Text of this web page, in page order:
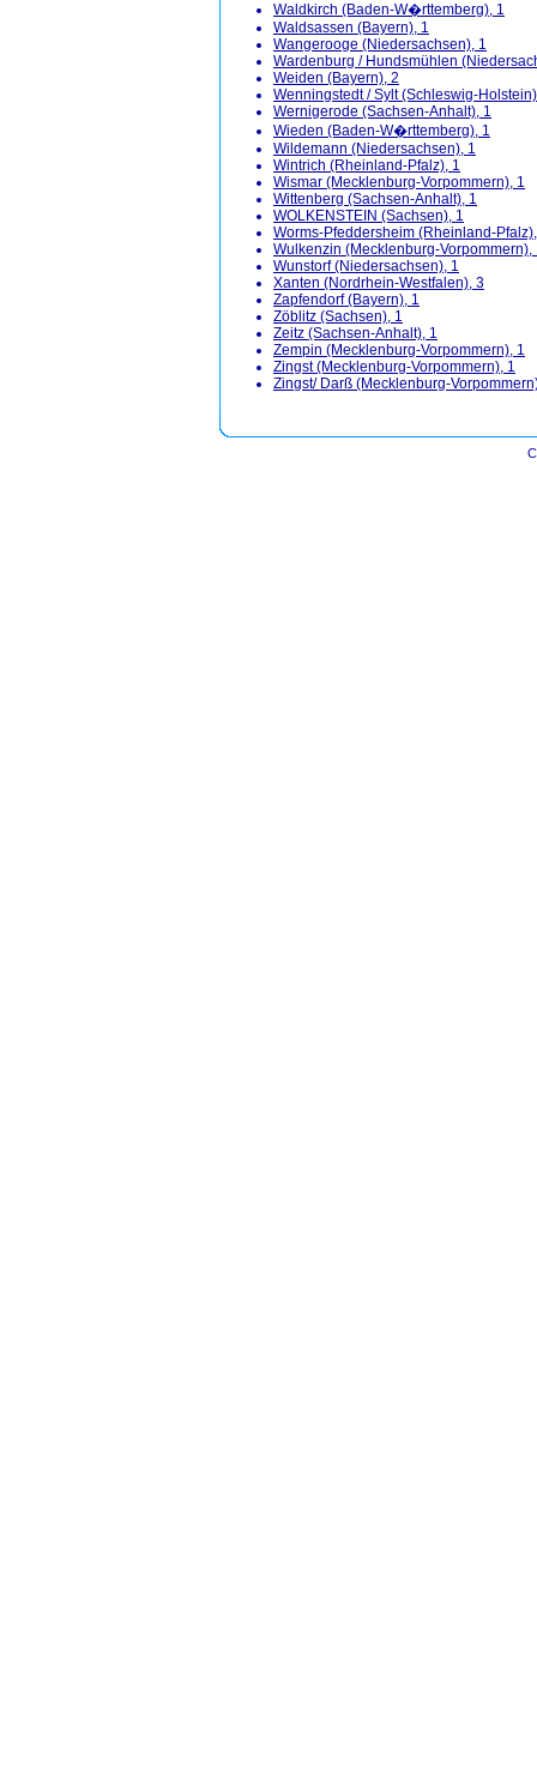
Waldkirch (Baden-W�rttemberg), 1
Waldsassen (Bayern), 1
Wangerooge (Niedersachsen), 1
Wardenburg / Hundsmühlen
Weiden (Bayern), 2
Wenningstedt / Sylt (Schleswig-
Wernigerode (Sachsen-Anhalt), 1
Wieden (Baden-W�rttemberg), 1
Wildemann (Niedersachsen), 1
Wintrich (Rheinland-Pfalz), 1
Wismar (Mecklenburg-Vorpommern), 1
Wittenberg (Sachsen-Anhalt), 1
WOLKENSTEIN (Sachsen), 1
Worms-Pfeddersheim (Rheinland-
Wulkenzin (Mecklenburg-Vorpommern),
Wunstorf (Niedersachsen), 1
Xanten (Nordrhein-Westfalen), 3
Zapfendorf (Bayern), 1
Zöblitz (Sachsen), 1
Zeitz (Sachsen-Anhalt), 1
Zempin (Mecklenburg-Vorpommern), 1
Zingst (Mecklenburg-Vorpommern), 1
Zingst/ Darß (Mecklenburg-